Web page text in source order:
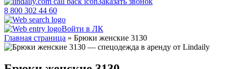
8 800 302 44 60
Войти в ЛК
Главная страница » Брюки женские 3130